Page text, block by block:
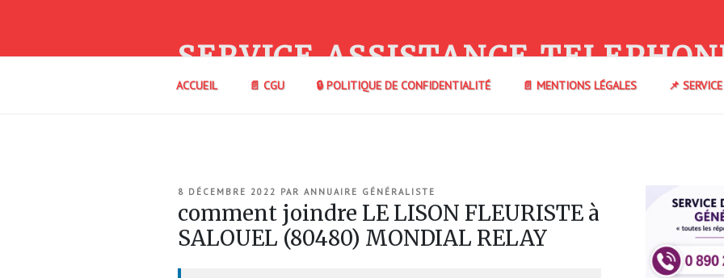
SERVICE ASSISTANCE
ACCUEIL 📄 CGU 🔒 POLITIQUE DE CONFIDENTIALITÉ 📄 MENTIONS LÉGALES 📌
PUBLIÉ
8 DÉCEMBRE 2022 PAR ANNUAIRE GÉNÉRALISTE
comment joindre LE LISON FLEURISTE à
SALOUEL (80480) MONDIAL RELAY